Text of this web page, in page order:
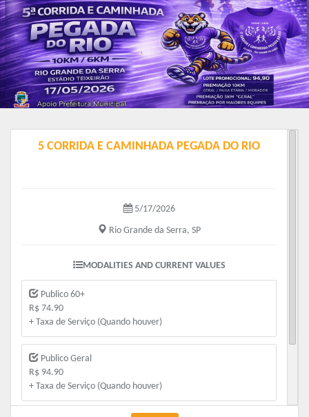
5 CORRIDA E CAMINHADA PEGADA DO RIO
5/17/2026
Rio Grande da Serra, SP
MODALITIES AND CURRENT VALUES
Publico 60+
R$ 74.90
+ Taxa de Serviço (Quando houver)
Publico Geral
R$ 94.90
+ Taxa de Serviço (Quando houver)